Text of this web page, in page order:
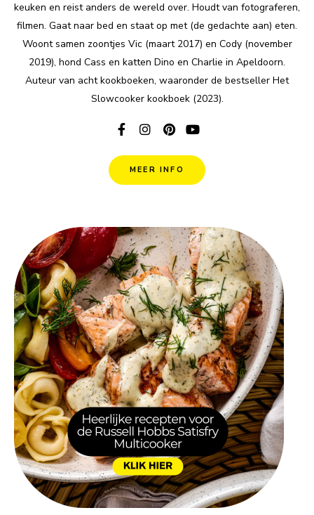
keuken en reist anders de wereld over. Houdt van fotograferen,
filmen. Gaat naar bed en staat op met (de gedachte aan) eten.
Woont samen zoontjes Vic (maart 2017) en Cody (november
2019), hond Cass en katten Dino en Charlie in Apeldoorn.
Auteur van acht kookboeken, waaronder de bestseller Het
Slowcooker kookboek (2023).
MEER INFO